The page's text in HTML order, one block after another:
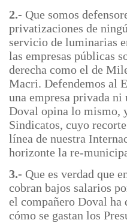
2.- Que somos
privatizaciones de
servicio de luminarias
las empresas públicas
derecha como el de
Macri. Defendemos al
una empresa privada
Doval opina lo mismo,
Sindicatos, cuyo
línea de nuestra
horizonte la re-
3.- Que es verdad que
cobran bajos salarios
el compañero Doval ha
cómo se gastan los